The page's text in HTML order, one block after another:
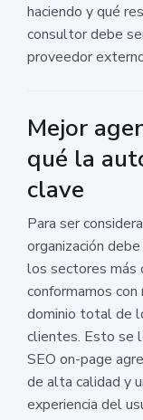
haciendo y qué
consultor debe
proveedor
Mejor
qué la
clave
Para ser
organización
los sectores más
conformamos
dominio total de
clientes. Esto se
SEO on-page
de alta calidad y
experiencia del